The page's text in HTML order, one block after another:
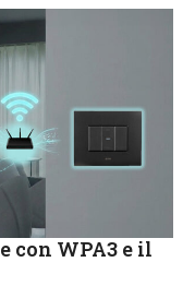
con WPA3 e il